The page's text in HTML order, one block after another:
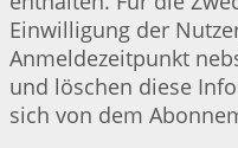
Einwilligung der
Anmeldezeitpunkt
und löschen diese
sich von dem